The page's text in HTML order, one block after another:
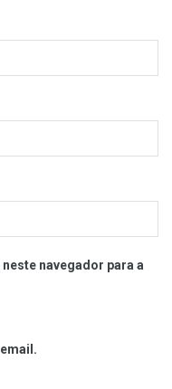
navegador para a